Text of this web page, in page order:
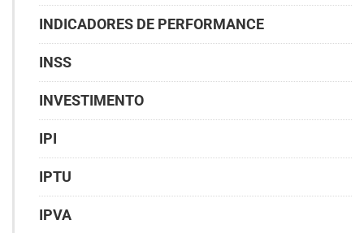
INDICADORES DE PERFORMANCE
INSS
INVESTIMENTO
IPI
IPTU
IPVA